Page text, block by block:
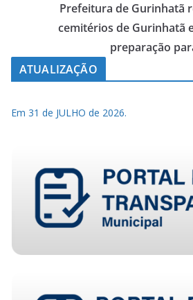
Prefeitura de Gurinhatã
cemitérios de Gurinhatã
preparação
ATUALIZAÇÃO
Em 31 de JULHO de 2026.